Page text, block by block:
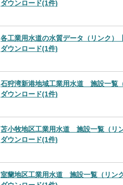
ダウンロード(1件)
各工業用水道の水質データ（リンク）
ダウンロード(1件)
石狩湾新港地域工業用水道 施設一覧
ダウンロード(1件)
苫小牧地区工業用水道 施設一覧（リ
ダウンロード(1件)
室蘭地区工業用水道 施設一覧（リンク